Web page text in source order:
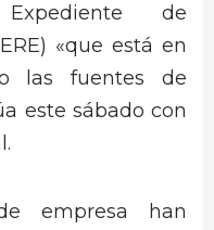
de
«que está en
las fuentes de
este sábado con
empresa han